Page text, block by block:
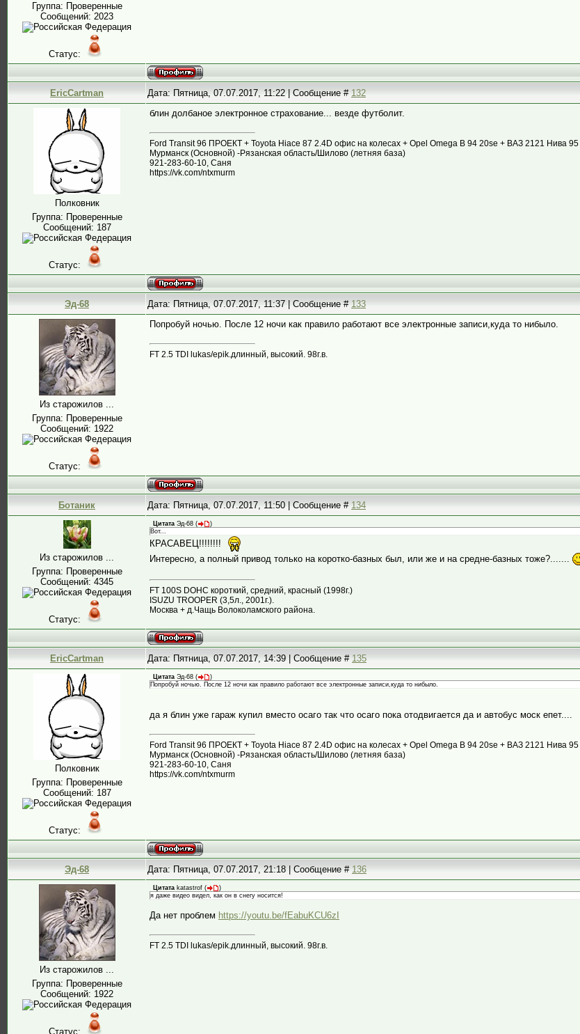
Группа: Проверенные
Сообщений: 2023
Статус:
EricCartman Дата: Пятница, 07.07.2017, 11:22 | Сообщение #132
Полковник
Группа: Проверенные
Сообщений: 187
Статус:
блин долбаное электронное страхование... везде футболит.
Ford Transit 96 ПРОЕКТ + Toyota Hiace 87 2.4D офис на колесах + Opel Omega B 94 20se + ВАЗ 2121 Нива 95
Мурманск (Основной) -Рязанская область/Шилово (летняя база)
921-283-60-10, Саня
https://vk.com/ntxmurm
Эд-68 Дата: Пятница, 07.07.2017, 11:37 | Сообщение #133
Из старожилов ...
Группа: Проверенные
Сообщений: 1922
Статус:
Попробуй ночью. После 12 ночи как правило работают все электронные записи,куда то нибыло.
FT 2.5 TDI lukas/epik.длинный, высокий. 98г.в.
Ботаник Дата: Пятница, 07.07.2017, 11:50 | Сообщение #134
Из старожилов ...
Группа: Проверенные
Сообщений: 4345
Статус:
Цитата Эд-68 (
)
Вот...
КРАСАВЕЦ!!!!!!!!
Интересно, а полный привод только на коротко-базных был, или же и на средне-базных тоже?.......
FT 100S DOHC короткий, средний, красный (1998г.)
ISUZU TROOPER (3,5л., 2001г.).
Москва + д.Чащь Волоколамского района.
EricCartman Дата: Пятница, 07.07.2017, 14:39 | Сообщение #135
Полковник
Группа: Проверенные
Сообщений: 187
Статус:
Цитата Эд-68 (
)
Попробуй ночью. После 12 ночи как правило работают все электронные записи,куда то нибыло.
да я блин уже гараж купил вместо осаго так что осаго пока отодвигается да и автобус моск епет....
Ford Transit 96 ПРОЕКТ + Toyota Hiace 87 2.4D офис на колесах + Opel Omega B 94 20se + ВАЗ 2121 Нива 95
Мурманск (Основной) -Рязанская область/Шилово (летняя база)
921-283-60-10, Саня
https://vk.com/ntxmurm
Эд-68 Дата: Пятница, 07.07.2017, 21:18 | Сообщение #136
Из старожилов ...
Группа: Проверенные
Сообщений: 1922
Статус:
Цитата katastrof (
)
я даже видео видел, как он в снегу носится!
Да нет проблем https://youtu.be/fEabuKCU6zI
FT 2.5 TDI lukas/epik.длинный, высокий. 98г.в.